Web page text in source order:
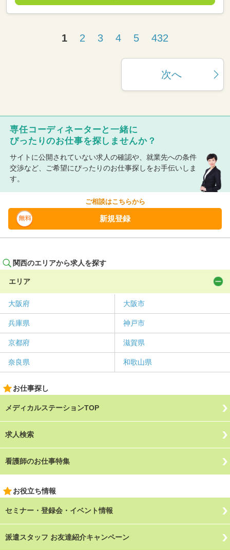
1 2 3 4 5 432
次へ
専任コーディネーターと一緒に
ぴったりのお仕事を探しませんか？
サイトに公開されていない求人の確認や、就業先への条件
交渉など、ご希望にぴったりのお仕事探しをお手伝いしま
す。
ご相談はこちらから
新規登録
関西のエリアから求人を探す
エリア
大阪府 大阪市
兵庫県 神戸市
京都府 滋賀県
奈良県 和歌山県
お仕事探し
メディカルステーションTOP
求人検索
看護師のお仕事特集
お役立ち情報
セミナー・登録会・イベント情報
派遣スタッフ お友達紹介キャンペーン